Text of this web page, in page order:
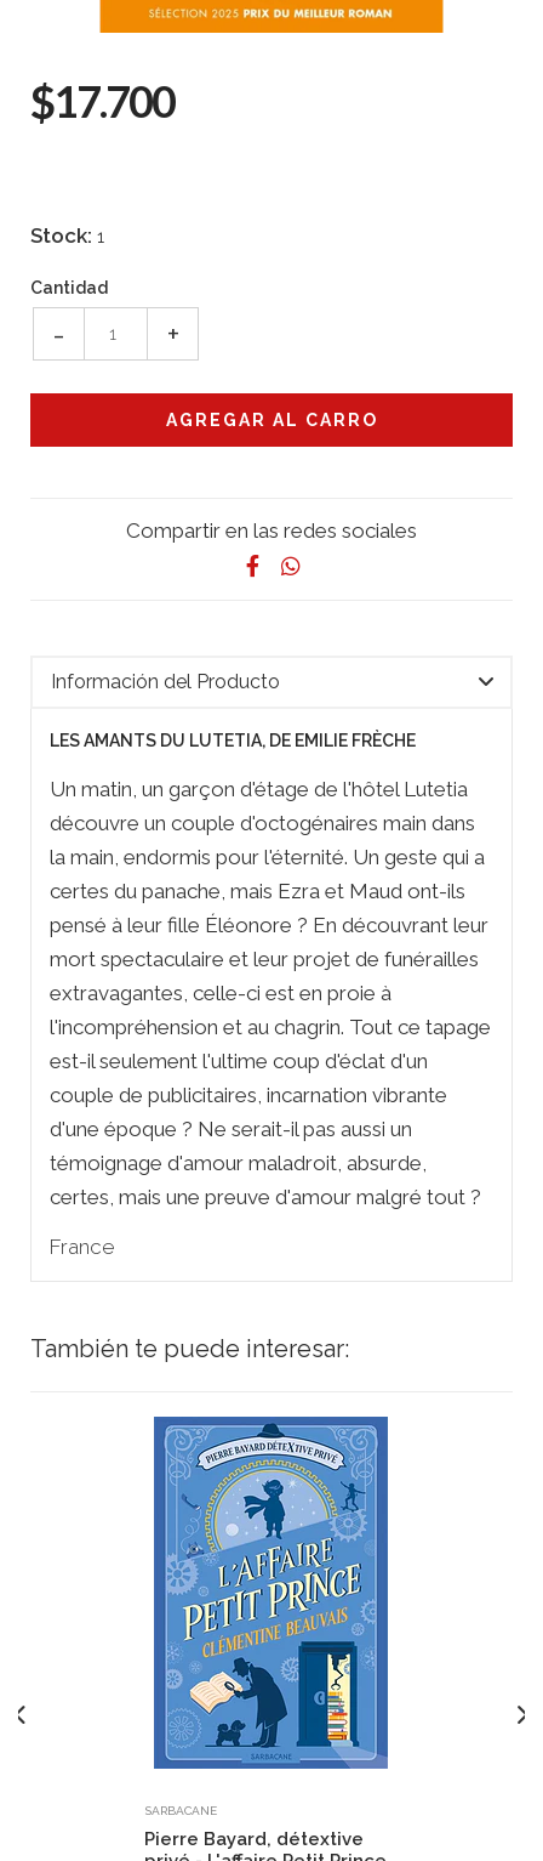
$17.700
Stock: 1
Cantidad
- +
Compartir en las redes sociales
Información del Producto
LES AMANTS DU LUTETIA, DE EMILIE FRÈCHE
Un matin, un garçon d'étage de l'hôtel Lutetia
découvre un couple d'octogénaires main dans
la main, endormis pour l'éternité. Un geste qui a
certes du panache, mais Ezra et Maud ont-ils
pensé à leur fille Éléonore ? En découvrant leur
mort spectaculaire et leur projet de funérailles
extravagantes, celle-ci est en proie à
l'incompréhension et au chagrin. Tout ce tapage
est-il seulement l'ultime coup d'éclat d'un
couple de publicitaires, incarnation vibrante
d'une époque ? Ne serait-il pas aussi un
témoignage d'amour maladroit, absurde,
certes, mais une preuve d'amour malgré tout ?
France
También te puede interesar:
SARBACANE
Pierre Bayard, détextive